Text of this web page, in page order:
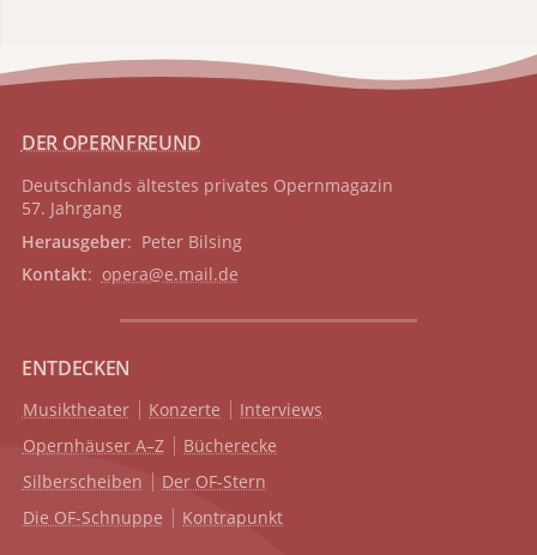
DER OPERNFREUND
Deutschlands ältestes privates Opernmagazin
57. Jahrgang
Herausgeber: Peter Bilsing
Kontakt: opera@e.mail.de
ENTDECKEN
Musiktheater Konzerte
Interviews
Opernhäuser A–Z
Bücherecke
Silberscheiben
Der OF-Stern
Die OF-Schnuppe
Kontrapunkt